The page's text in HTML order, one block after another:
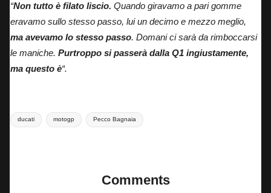
“Non tutto è filato liscio. Quando giravamo a pari gomme
eravamo sullo stesso passo, lui un decimo e mezzo meglio,
ma avevamo lo stesso passo. Domani ci sarà da rimboccarsi
le maniche. Purtroppo si passerà dalla Q1 ingiustamente,
ma questo è“.
Tags:
ducati motogp Pecco Bagnaia
Comments